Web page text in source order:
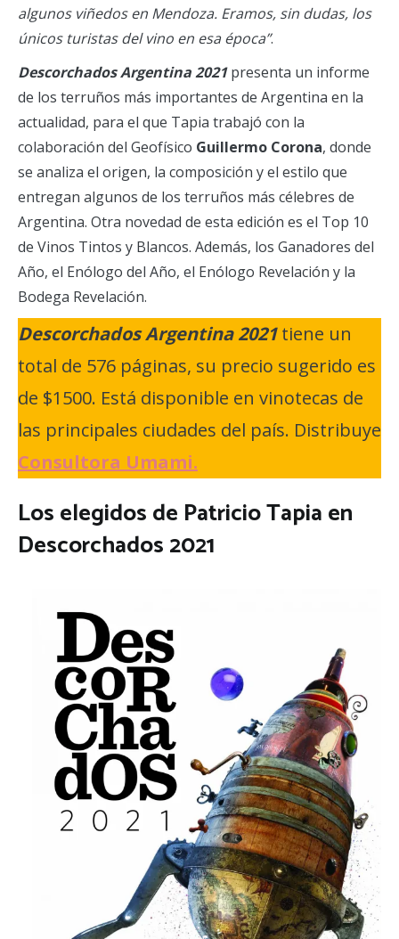
algunos viñedos en Mendoza. Eramos, sin dudas, los
únicos turistas del vino en esa época”.
Descorchados Argentina 2021presenta un informe
de los terruños más importantes de Argentina en la
actualidad, para el que Tapia trabajó con la
colaboración del Geofísico Guillermo Corona, donde
se analiza el origen, la composición y el estilo que
entregan algunos de los terruños más célebres de
Argentina. Otra novedad de esta edición es el Top 10
de Vinos Tintos y Blancos. Además, los Ganadores del
Año, el Enólogo del Año, el Enólogo Revelación y la
Bodega Revelación.
Descorchados Argentina 2021tiene un
total de 576 páginas, su precio sugerido es
de $1500. Está disponible en vinotecas de
las principales ciudades del país. Distribuye
Consultora Umami.
Los elegidos de Patricio Tapia en
Descorchados 2021